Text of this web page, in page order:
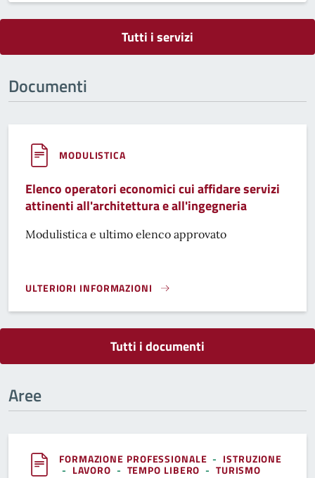
Tutti i servizi
Documenti
MODULISTICA
Elenco operatori economici cui affidare servizi
attinenti all'architettura e all'ingegneria
Modulistica e ultimo elenco approvato
ULTERIORI INFORMAZIONI
ELENCO OPERATORI ECONOMICI CUI AFFIDARE SERVIZI
Tutti i documenti
Aree
FORMAZIONE PROFESSIONALE - ISTRUZIONE
- LAVORO - TEMPO LIBERO - TURISMO